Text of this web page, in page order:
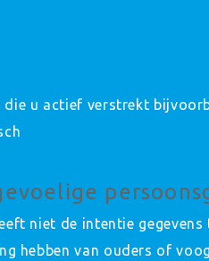
die u actief verstrekt
niet de intentie
hebben van ouders of